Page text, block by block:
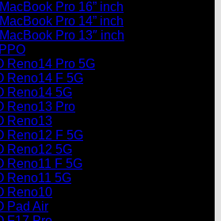
MacBook Pro 16” inch
MacBook Pro 14” inch
MacBook Pro 13″ inch
Reno14 Pro 5G
Reno14 F 5G
Reno14 5G
Reno13 Pro
Reno13
Reno12 F 5G
Reno12 5G
Reno11 F 5G
Reno11 5G
Reno10
Pad Air